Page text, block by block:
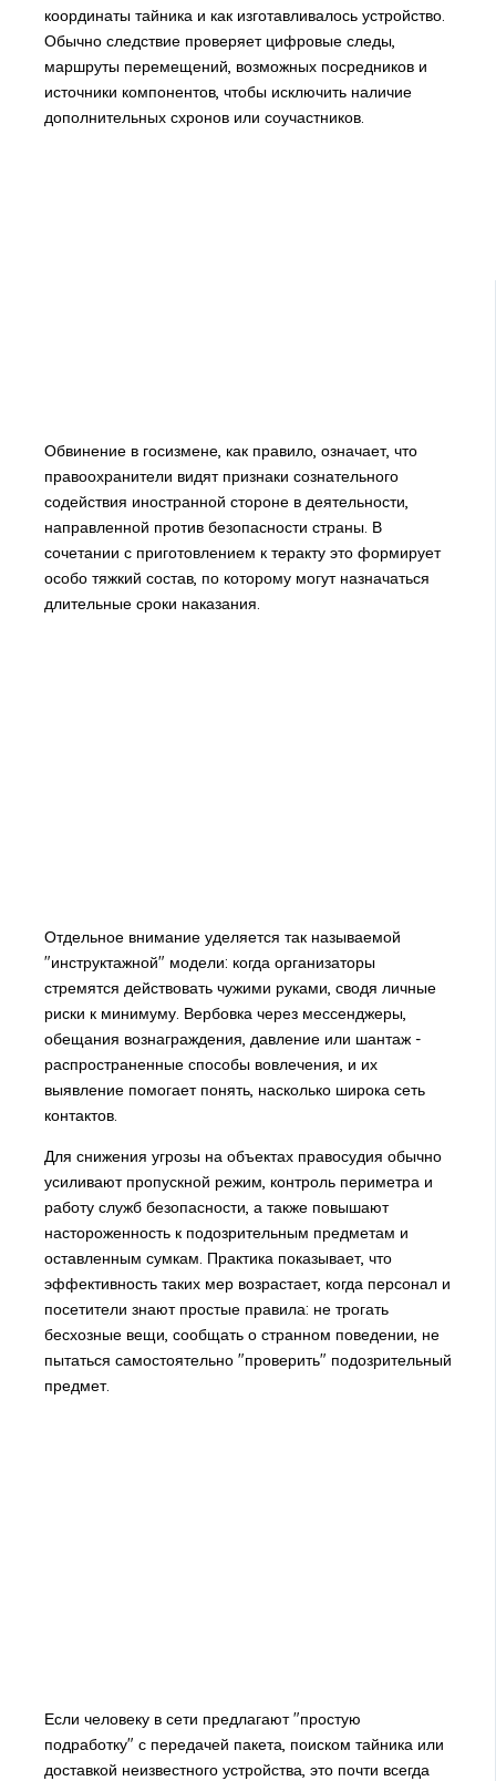
координаты тайника и как изготавливалось устройство.
Обычно следствие проверяет цифровые следы,
маршруты перемещений, возможных посредников и
источники компонентов, чтобы исключить наличие
дополнительных схронов или соучастников.
Обвинение в госизмене, как правило, означает, что
правоохранители видят признаки сознательного
содействия иностранной стороне в деятельности,
направленной против безопасности страны. В
сочетании с приготовлением к теракту это формирует
особо тяжкий состав, по которому могут назначаться
длительные сроки наказания.
Отдельное внимание уделяется так называемой
"инструктажной" модели: когда организаторы
стремятся действовать чужими руками, сводя личные
риски к минимуму. Вербовка через мессенджеры,
обещания вознаграждения, давление или шантаж -
распространенные способы вовлечения, и их
выявление помогает понять, насколько широка сеть
контактов.
Для снижения угрозы на объектах правосудия обычно
усиливают пропускной режим, контроль периметра и
работу служб безопасности, а также повышают
настороженность к подозрительным предметам и
оставленным сумкам. Практика показывает, что
эффективность таких мер возрастает, когда персонал и
посетители знают простые правила: не трогать
бесхозные вещи, сообщать о странном поведении, не
пытаться самостоятельно "проверить" подозрительный
предмет.
Если человеку в сети предлагают "простую
подработку" с передачей пакета, поиском тайника или
доставкой неизвестного устройства, это почти всегда